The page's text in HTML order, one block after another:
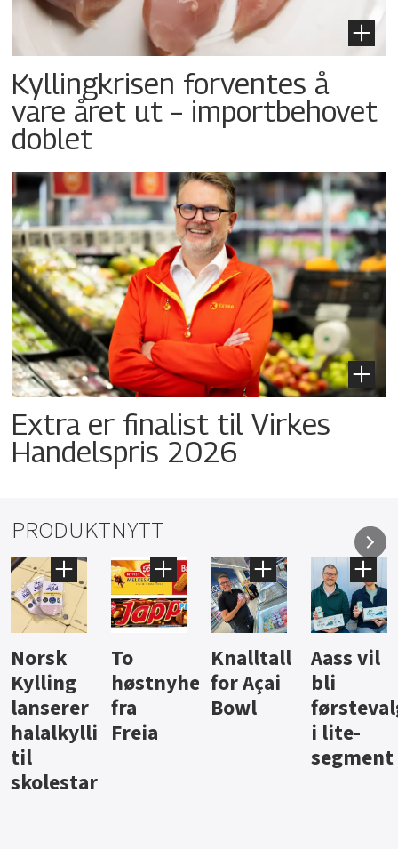
Kyllingkrisen forventes å
vare året ut – importbehovet
doblet
Extra er finalist til Virkes
Handelspris 2026
PRODUKTNYTT
Knalltall
for Açai
Bowl
Aass vil
bli
førstevalg
i lite-
Brus og
jus fra
Berentsen
Hard
iste fra
Hansa